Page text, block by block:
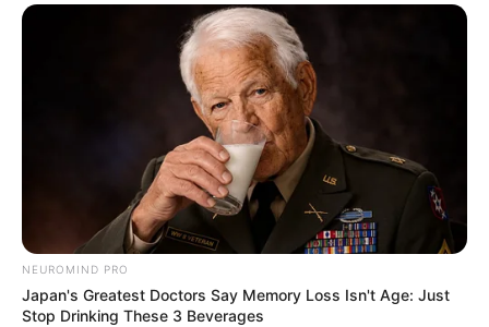
Impressum & Kontakt
Smartphone Startseite
NEUROMIND PRO
Japan's Greatest Doctors Say Memory Loss Isn't Age: Just
Stop Drinking These 3 Beverages